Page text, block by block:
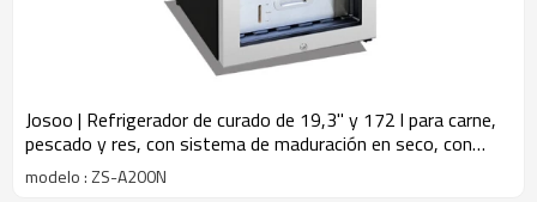
Josoo | Refrigerador de curado de 19,3'' y 172 l para carne,
pescado y res, con sistema de maduración en seco, con
protección UVC para el hogar (ZS-A200N)
modelo : ZS-A200N